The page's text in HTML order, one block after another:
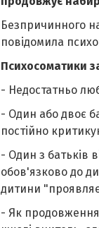
Безпричинного
повідомила
Психосоматики
- Недостатньо
- Один або двоє
постійно
- Один з батьків
обов'язково до
дитини
- Як